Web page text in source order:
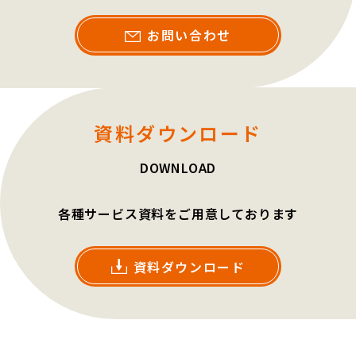
お問い合わせ
資料ダウンロード
DOWNLOAD
各種サービス資料をご用意しております
資料ダウンロード